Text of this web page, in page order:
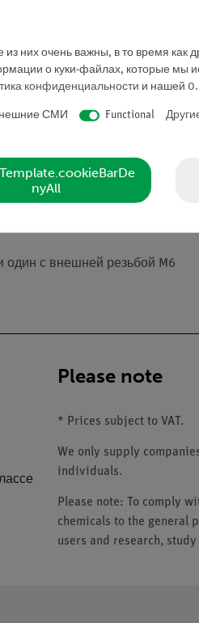
отдельных стержней с
с внешней резьбой M6
Please note
* Prices subject to VAT.
We only supply
individuals.
Please note: To comply
chemicals to the general
users and research,
них очень важны, в то время как
о куки-файлах, которые мы
конфиденциальности и нашей 0.
СМИ Functional
nyAll